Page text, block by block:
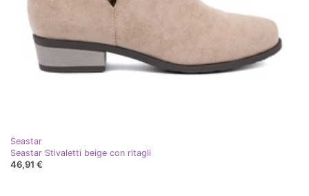
Seastar
Seastar Stivaletti beige con ritagli
46,91 €